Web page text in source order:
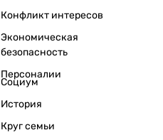
Конфликт интересов
Экономическая
безопасность
Персоналии
Социум
История
Круг семьи